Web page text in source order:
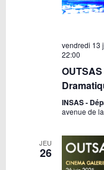
vendredi 13
22:00
INSAS -
avenue de
JEU
26